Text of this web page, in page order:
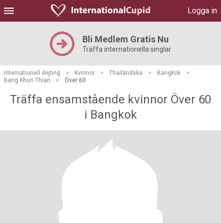
Logga in
Bli Medlem Gratis Nu
Träffa internationella singlar
Internationell dejting > Kvinnor > Thailändska > Bangkok
>
Bang Khun Thian
> Över 60
Träffa ensamstående kvinnor Över 60
i Bangkok